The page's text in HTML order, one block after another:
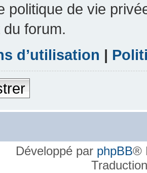
politique de vie
forum.
d’utilisation |
Développé par phpBB®